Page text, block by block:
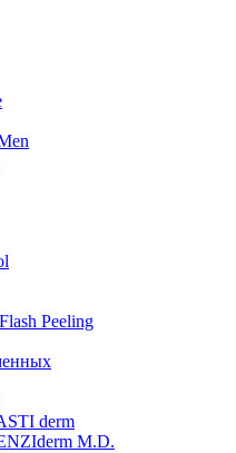
Peeling
derm
M.D.